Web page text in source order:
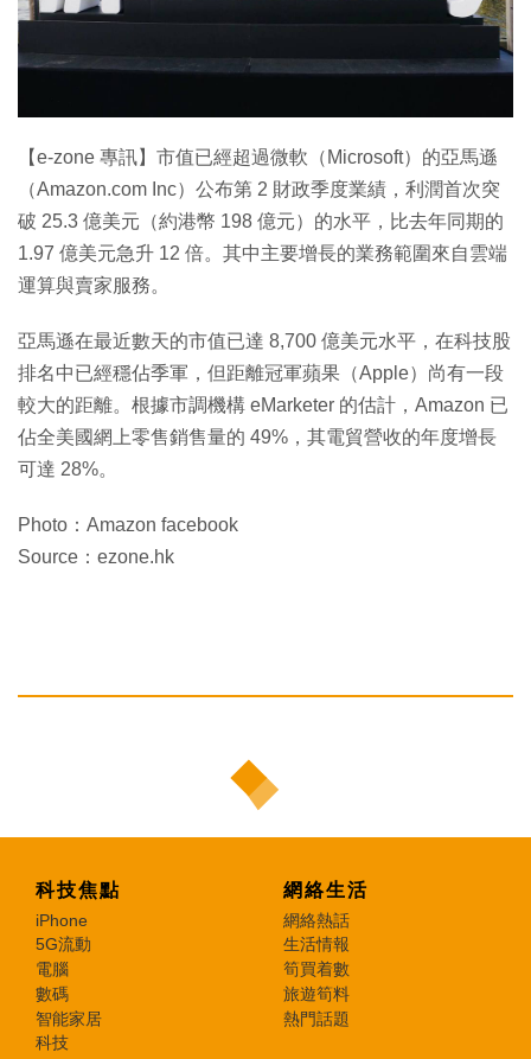
特集
【e-zone 專訊】市值已經超過微軟（Microsoft）的亞馬遜
（Amazon.com Inc）公布第 2 財政季度業績，利潤首次突
破 25.3 億美元（約港幣 198 億元）的水平，比去年同期的
1.97 億美元急升 12 倍。其中主要增長的業務範圍來自雲端
運算與賣家服務。
亞馬遜在最近數天的市值已達 8,700 億美元水平，在科技股
排名中已經穩佔季軍，但距離冠軍蘋果（Apple）尚有一段
較大的距離。根據市調機構 eMarketer 的估計，Amazon 已
佔全美國網上零售銷售量的 49%，其電貿營收的年度增長
可達 28%。
Photo：Amazon facebook
Source：ezone.hk
科技焦點
iPhone
5G流動
電腦
數碼
智能家居
科技
網絡生活
網絡熱話
生活情報
筍買着數
旅遊筍料
熱門話題